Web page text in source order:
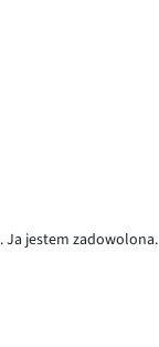
Ja jestem zadowolona.